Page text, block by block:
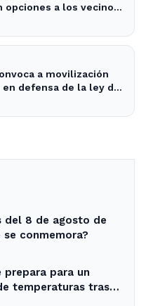
opciones a los vecinos
a movilización
defensa de la ley de
del 8 de agosto de
se conmemora?
prepara para un
temperaturas tras